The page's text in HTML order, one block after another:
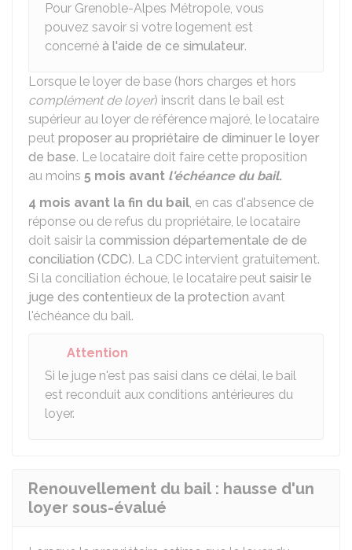
Pour Grenoble-Alpes Métropole, vous
pouvez savoir si votre logement est
concerné à l'aide de ce simulateur.
Lorsque le loyer de base (hors charges et hors
complément de loyer) inscrit dans le bail est
supérieur au loyer de référence majoré, le locataire
peut proposer au propriétaire de diminuer le loyer
de base. Le locataire doit faire cette proposition
au moins 5 mois avant l'échéance du bail.
4 mois avant la fin du bail, en cas d'absence de
réponse ou de refus du propriétaire, le locataire
doit saisir la commission départementale de de
conciliation (CDC). La CDC intervient gratuitement.
Si la conciliation échoue, le locataire peut saisir le
juge des contentieux de la protection avant
l'échéance du bail.
Attention
Si le juge n'est pas saisi dans ce délai, le bail
est reconduit aux conditions antérieures du
loyer.
Renouvellement du bail : hausse d'un
loyer sous-évalué